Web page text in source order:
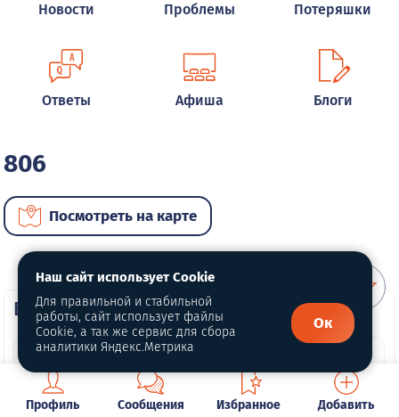
Новости Проблемы Потеряшки
Ответы Афиша Блоги
806
Посмотреть на карте
ВИП автомобили
Профиль Сообщения Избранное Добавить
Наш сайт использует Cookie
Для правильной и стабильной
работы, сайт использует файлы
Cookie, а так же сервис для сбора
аналитики Яндекс.Метрика
Ок